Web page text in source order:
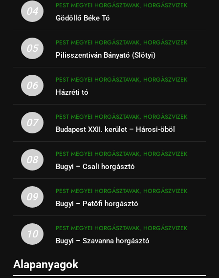
04
PEST MEGYEI HORGÁSZTAVAK, HORGÁSZVIZEK
Gödöllő Béke Tó
05
PEST MEGYEI HORGÁSZTAVAK, HORGÁSZVIZEK
Pilisszentiván Bányató (Slötyi)
06
PEST MEGYEI HORGÁSZTAVAK, HORGÁSZVIZEK
Házréti tó
07
PEST MEGYEI HORGÁSZTAVAK, HORGÁSZVIZEK
Budapest XXII. kerület – Hárosi-öböl
08
PEST MEGYEI HORGÁSZTAVAK, HORGÁSZVIZEK
Bugyi – Csali horgásztó
09
PEST MEGYEI HORGÁSZTAVAK, HORGÁSZVIZEK
Bugyi – Petőfi horgásztó
10
PEST MEGYEI HORGÁSZTAVAK, HORGÁSZVIZEK
Bugyi – Szavanna horgásztó
Alapanyagok